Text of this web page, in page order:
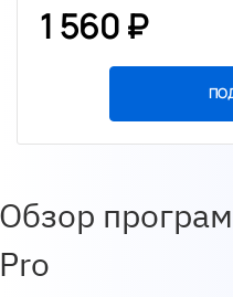
1 560 ₽
Обзор
Pro